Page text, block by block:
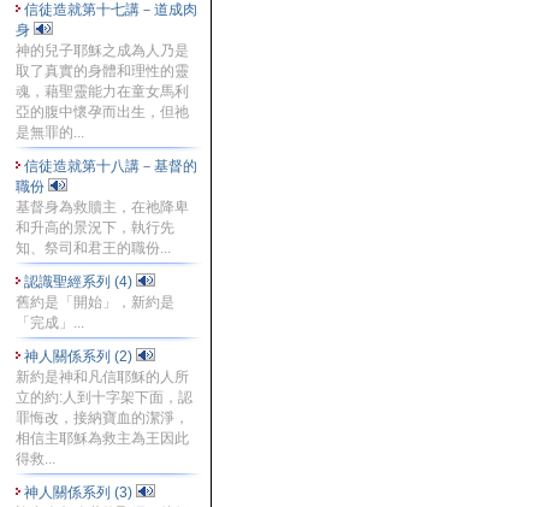
信徒造就第十七講－道成肉
身
神的兒子耶穌之成為人乃是
取了真實的身體和理性的靈
魂，藉聖靈能力在童女馬利
亞的腹中懷孕而出生，但祂
是無罪的...
信徒造就第十八講－基督的
職份
基督身為救贖主，在祂降卑
和升高的景況下，執行先
知、祭司和君王的職份...
認識聖經系列 (4)
舊約是「開始」，新約是
「完成」...
神人關係系列 (2)
新約是神和凡信耶穌的人所
立的約:人到十字架下面，認
罪悔改，接納寶血的潔淨，
相信主耶穌為救主為王因此
得救...
神人關係系列 (3)